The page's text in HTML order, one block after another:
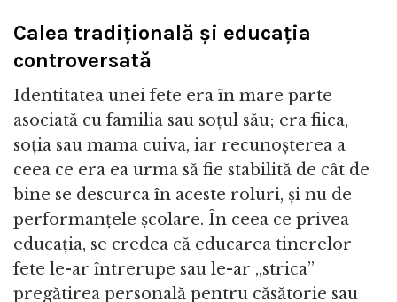
Calea tradițională și educația
controversată
Identitatea unei fete era în mare parte
asociată cu familia sau soțul său; era fiica,
soția sau mama cuiva, iar recunoșterea a
ceea ce era ea urma să fie stabilită de cât de
bine se descurca în aceste roluri, și nu de
performanțele școlare. În ceea ce privea
educația, se credea că educarea tinerelor
fete le-ar întrerupe sau le-ar „strica”
pregătirea personală pentru căsătorie sau